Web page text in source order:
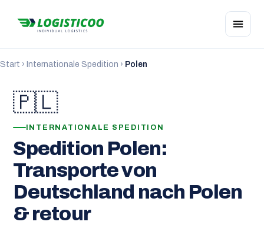
Start › Internationale Spedition › Polen
🇵🇱
INTERNATIONALE SPEDITION
Spedition Polen:
Transporte von
Deutschland nach Polen
& retour